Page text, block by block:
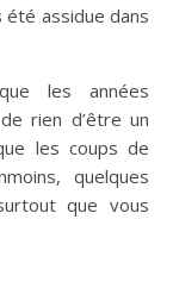
été assidue dans
les années
rien d’être un
les coups de
quelques
que vous